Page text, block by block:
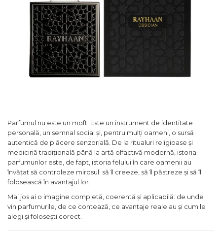
Boabe de tonca
Busuioc
Cacao
Capsuna
Caramel
Cardamom
Cashmeran
Castan
Castravete
Ceai
Parfumul nu este un moft. Este un instrument de identitate
personală, un semnal social și, pentru mulți oameni, o sursă
autentică de plăcere senzorială. De la ritualuri religioase și
medicină tradițională până la artă olfactivă modernă, istoria
parfumurilor este, de fapt, istoria felului în care oamenii au
învățat să controleze mirosul: să îl creeze, să îl păstreze și să îl
folosească în avantajul lor.
Mai jos ai o imagine completă, coerentă și aplicabilă: de unde
vin parfumurile, de ce contează, ce avantaje reale au și cum le
alegi și folosești corect.